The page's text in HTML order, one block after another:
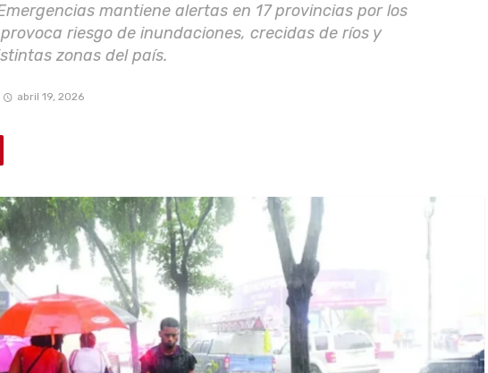
mantiene alertas en 17 provincias por los
riesgo de inundaciones, crecidas de ríos y
zonas del país.
abril 19, 2026